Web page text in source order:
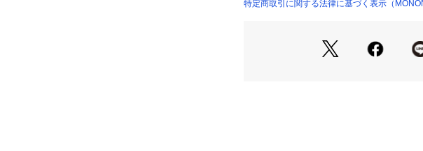
751343 （ショップ）
特定商取引に関する法律に基づく表示（